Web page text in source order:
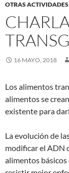
OTRAS ACTIVIDADES
16 MAYO, 2018
Los alimentos
alimentos se
existente para
La evolución de
modificar el ADN
alimentos básicos